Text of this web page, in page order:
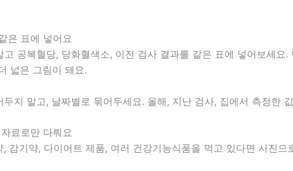
은 표에 넣어요
공복혈당, 당화혈색소, 이전 검사 결과를 같은 표에 넣어보세
넓은 그림이 돼요.
두지 말고, 날짜별로 묶어두세요. 올해, 지난 검사, 집에서 측정한
료로만 다뤄요
감기약, 다이어트 제품, 여러 건강기능식품을 먹고 있다면 사진